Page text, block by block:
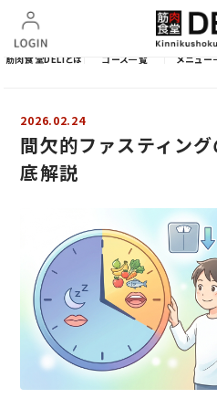
筋肉食堂DELIとは コース一覧 メニュー
2026.02.24
間欠的ファスティン
底解説